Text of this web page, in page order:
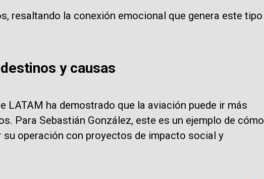
resaltando la conexión emocional que genera este tipo
y causas
LATAM ha demostrado que la aviación puede ir más
Para Sebastián González, este es un ejemplo de cómo
su operación con proyectos de impacto social y